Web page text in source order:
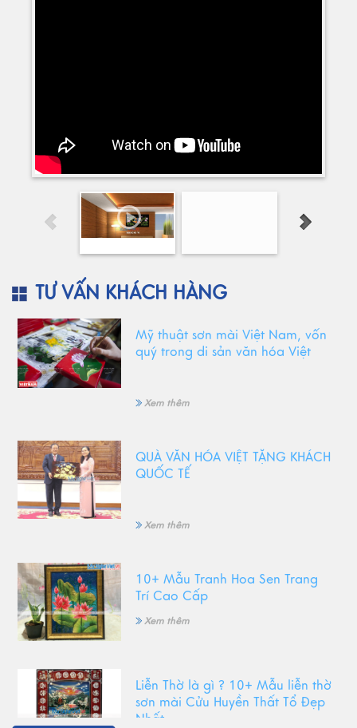
TƯ VẤN KHÁCH HÀNG
Mỹ thuật sơn mài Việt Nam, vốn
quý trong di sản văn hóa Việt
Xem thêm
QUÀ VĂN HÓA VIỆT TẶNG KHÁCH
QUỐC TẾ
Xem thêm
10+ Mẫu Tranh Hoa Sen Trang
Trí Cao Cấp
Xem thêm
Liễn Thờ là gì ? 10+ Mẫu liễn thờ
sơn mài Cửu Huyền Thất Tổ Đẹp
Nhất